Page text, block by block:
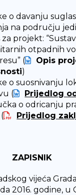
o davanju
na području
projekt:
otpadnih
(
Opis
)
o suosnivanju
(
Prijedlog
o odricanju
Prijedlog
ZAPISNIK
vijeća
2016. godine, u